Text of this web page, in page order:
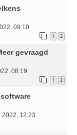
09:10
1 2
gevraagd
08:19
1 2
2022, 12:23